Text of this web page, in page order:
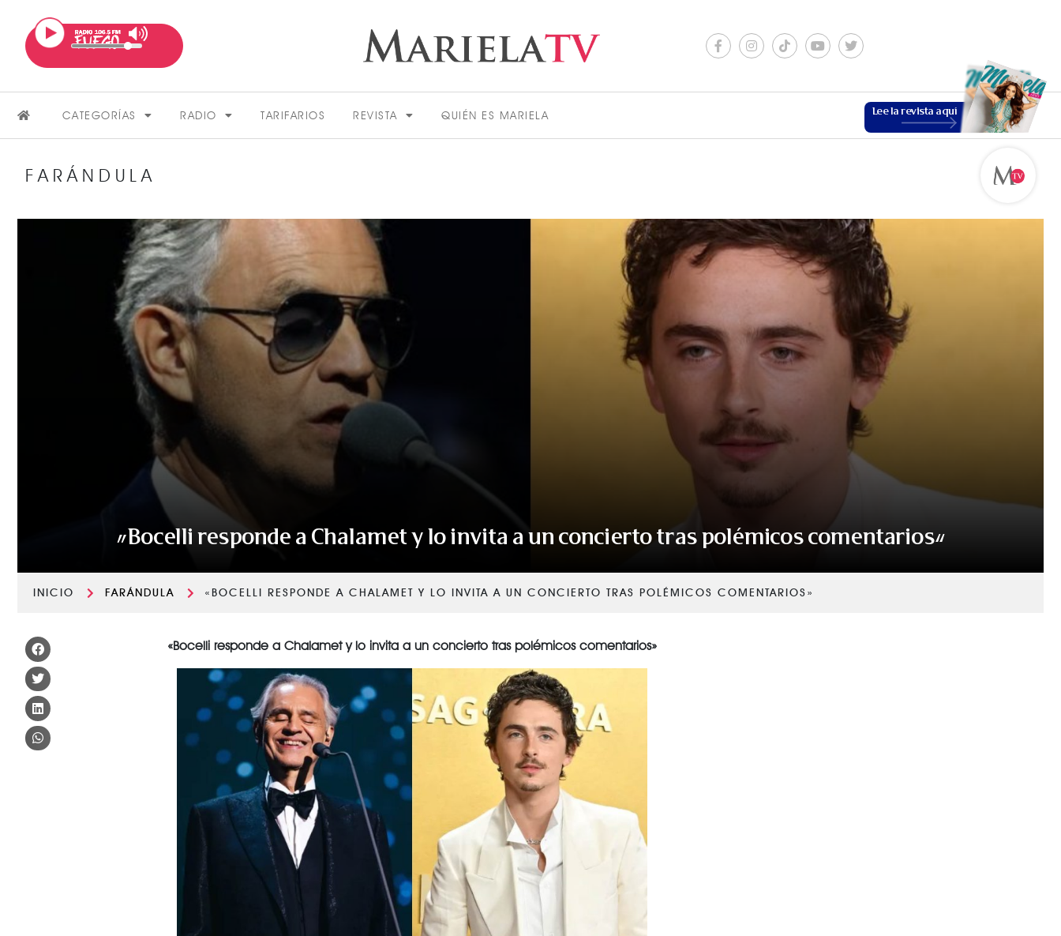
CATEGORÍAS RADIO TARIFARIOS REVISTA QUIÉN ES MARIELA Lee la revista aquí
FARÁNDULA
VER MÁS
ESTILO DE VIDA
VER MÁS
VER TODAS LAS CATEGORÍAS
FARÁNDULA
«Bocelli responde a Chalamet y lo invita a un concierto tras polémicos comentarios»
INICIO FARÁNDULA «BOCELLI RESPONDE A CHALAMET Y LO INVITA A UN CONCIERTO TRAS POLÉMICOS COMENTARIOS»
«Bocelli responde a Chalamet y lo invita a un concierto tras polémicos comentarios»